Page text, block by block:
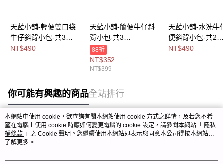
天藍小舖-輕便雙口袋
牛仔斜背小包-共3
色-$490【A17175144
NT$490
天藍小舖-簡便牛仔斜
背小包-共3
色-$399【A17175106
】
88折
NT$352
NT$399
天藍小舖-水洗牛
便斜背小包-共2
色-$490【
NT$490
你可能有興趣的商品全站排行
熱門標籤
本網站中使用 cookie，欲查詢有關本網站使用 cookie 方式之詳情，及若您不希
望在電腦上使用 cookie 時應如何變更電腦的 cookie 設定，請參閱本網站「 隱私
權條款 」之 Cookie 聲明。您繼續使用本網站即表示您同意本公司得按本網站使
用條款之 Cookie 聲明使用 cookie。
了解更多 >